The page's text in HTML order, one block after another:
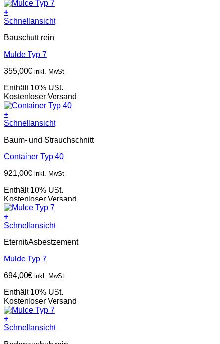
+
Schnellansicht
Bauschutt rein
Mulde Typ 7
355,00€ inkl. MwSt
Enthält 10% USt.
Kostenloser Versand
+
Schnellansicht
Baum- und Strauchschnitt
Container Typ 40
921,00€ inkl. MwSt
Enthält 10% USt.
Kostenloser Versand
+
Schnellansicht
Eternit/Asbestzement
Mulde Typ 7
694,00€ inkl. MwSt
Enthält 10% USt.
Kostenloser Versand
+
Schnellansicht